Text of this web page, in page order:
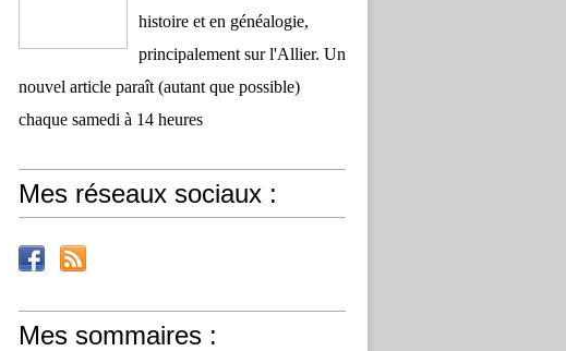
histoire et en généalogie,
principalement sur l'Allier. Un
nouvel article paraît (autant que possible)
chaque samedi à 14 heures
Mes réseaux sociaux :
Mes sommaires :